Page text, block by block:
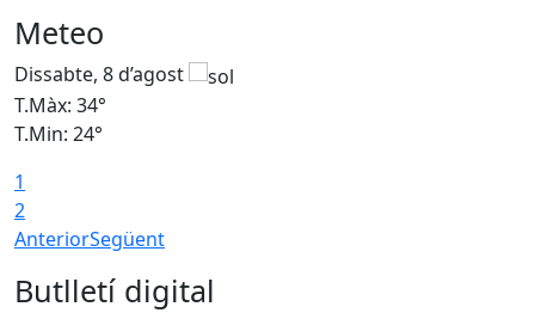
Meteo
Dissabte, 8 d’agost
T.Màx: 34°
T.Min: 24°
1
2
AnteriorSegüent
Butlletí digital